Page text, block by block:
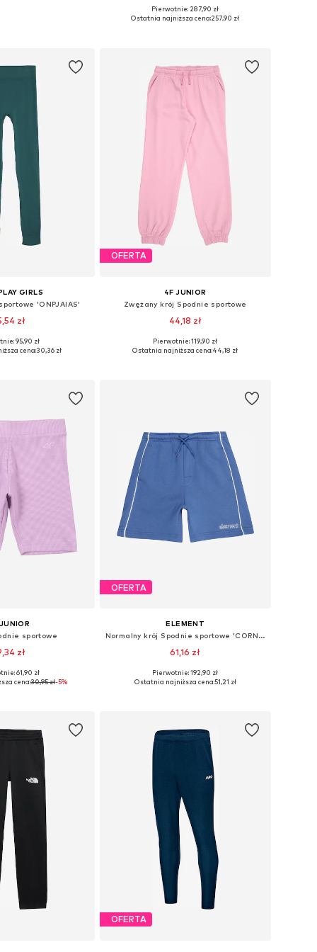
Dostępne w różnych rozmiarach
Pierwotnie: 287,90 zł
Ostatnia najniższa cena:257,90 zł
GIRLS
'ONPJAIAS'
zł
95,90 zł
cena:30,36 zł
OFERTA
4F JUNIOR
Zwężany krój Spodnie sportowe
44,18 zł
Dostępne rozmiary: 146, 152, 158, 164
Pierwotnie: 119,90 zł
Ostatnia najniższa cena:44,18 zł
sportowe
zł
152, 158, 164
61,90 zł
cena:30,95 zł-5%
OFERTA
ELEMENT
Normalny krój Spodnie sportowe 'CORNELL 90s'
61,16 zł
Dostępne rozmiary: 152-158, 176-182
Pierwotnie: 192,90 zł
Ostatnia najniższa cena:51,21 zł
OFERTA